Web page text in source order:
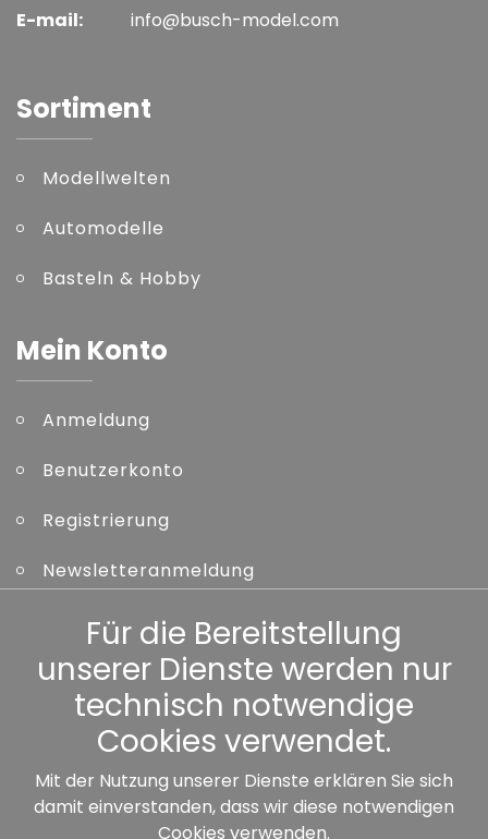
E-mail:
info@busch-model.com
Sortiment
Modellwelten
Automodelle
Basteln & Hobby
Mein Konto
Anmeldung
Benutzerkonto
Registrierung
Newsletteranmeldung
Kennwort vergessen
Sonstiges
Unsere Partner:
Für die Bereitstellung
unserer Dienste werden nur
technisch notwendige
Cookies verwendet.
Mit der Nutzung unserer Dienste erklären Sie sich
damit einverstanden, dass wir diese notwendigen
Cookies verwenden.